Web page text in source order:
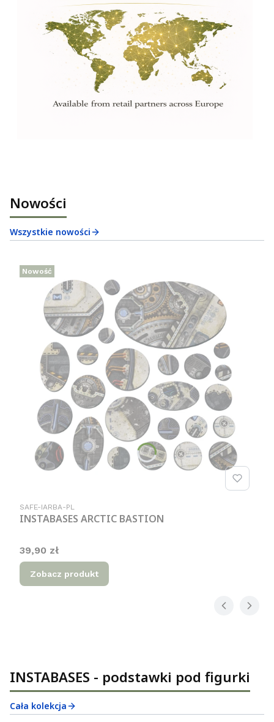
Nowości
Wszystkie nowości
Nowość
Kod produktu
SAFE-IARBA-PL
INSTABASES ARCTIC BASTION
Cena
39,90 zł
Zobacz produkt
INSTABASES - podstawki pod figurki
Cała kolekcja